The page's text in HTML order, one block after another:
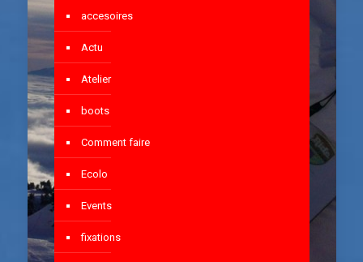
accesoires
Actu
Atelier
boots
Comment faire
Ecolo
Events
fixations